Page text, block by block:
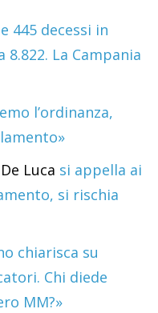
445 decessi in
La Campania
l’ordinanza,
Luca si appella ai
si rischia
chiarisca su
Chi diede
MM?»